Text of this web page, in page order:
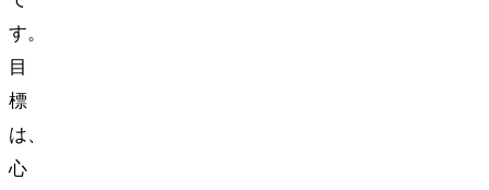
す。
目
標
は、
心